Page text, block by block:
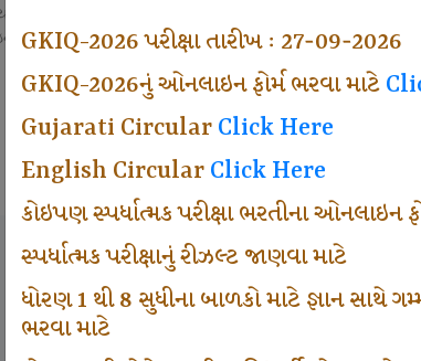
GKIQ-2026 પરીક્ષા તારીખ : 27-09-2026
GKIQ-2026નું ઓનલાઇન ફોર્મ ભરવા માટે
Gujarati Circular Click Here
English Circular Click Here
કોઇપણ સ્પર્ધાત્મક પરીક્ષા ભરતીના ઓનલાઇન
સ્પર્ધાત્મક પરીક્ષાનું રીઝલ્ટ જાણવા માટે
ધોરણ 1 થી 8 સુધીના બાળકો માટે જ્ઞાન
ભરવા માટે
વિવિધ વિભાગોમાં ભરતી
હેતુ ફક્ત